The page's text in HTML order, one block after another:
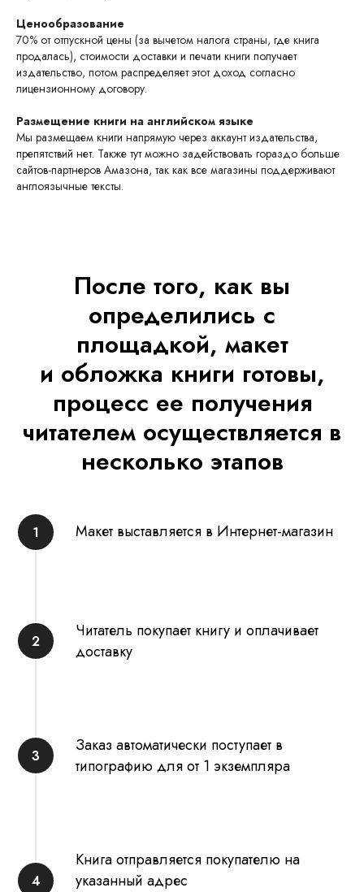
Ценообразование
70% от отпускной цены (за вычетом налога страны, где книга
продалась), стоимости доставки и печати книги получает
издательство, потом распределяет этот доход согласно
лицензионному договору.
Размещение книги на английском языке
Мы размещаем книги напрямую через аккаунт издательства,
препятствий нет. Также тут можно задействовать гораздо больше
сайтов-партнеров Амазона, так как все магазины поддерживают
англоязычные тексты.
После того, как вы
определились с
площадкой, макет
и обложка книги готовы,
процесс ее получения
читателем осуществляется в
несколько этапов
Макет выставляется в Интернет-магазин
Читатель покупает книгу и оплачивает
доставку
Заказ автоматически поступает в
типографию для от 1 экземпляра
Книга отправляется покупателю на
указанный адрес